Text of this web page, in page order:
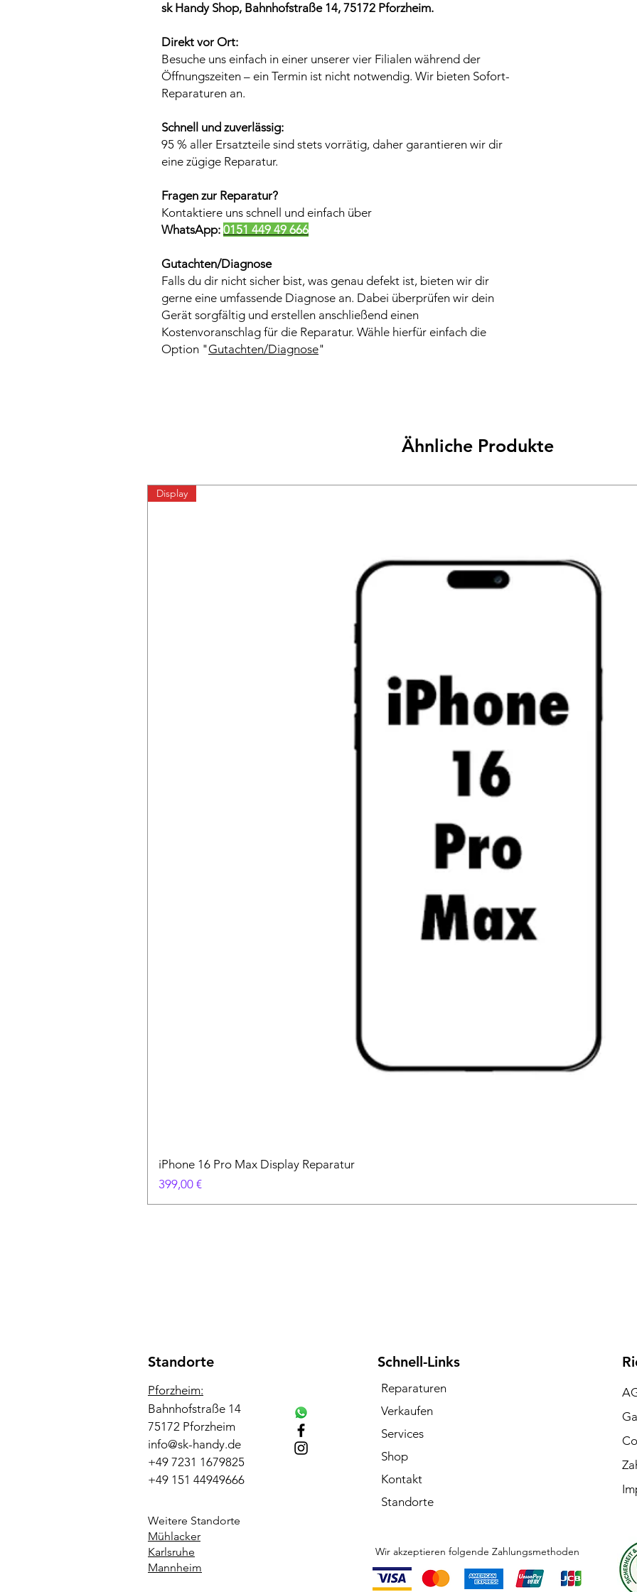
sk Handy Shop, Bahnhofstraße 14, 75172 Pforzheim.
Direkt vor Ort:
Besuche uns einfach in einer unserer vier Filialen während der
Öffnungszeiten – ein Termin ist nicht notwendig. Wir bieten Sofort-
Reparaturen an.
Schnell und zuverlässig:
95 % aller Ersatzteile sind stets vorrätig, daher garantieren wir dir
eine zügige Reparatur.
Fragen zur Reparatur?
Kontaktiere uns schnell und einfach über
WhatsApp: 0151 449 49 666
Gutachten/Diagnose
Falls du dir nicht sicher bist, was genau defekt ist, bieten wir dir
gerne eine umfassende Diagnose an. Dabei überprüfen wir dein
Gerät sorgfältig und erstellen anschließend einen
Kostenvoranschlag für die Reparatur. Wähle hierfür einfach die
Option "Gutachten/Diagnose"
Ähnliche Produkte
Display
iPhone 16 Pro Max Display Reparatur
Preis
399,00 €
Standorte
Pforzheim:
Bahnhofstraße 14
75172 Pforzheim
info@sk-handy.de
+49 7231 1679825
+49 151 44949666
Weitere Standorte
Mühlacker
Karlsruhe
Mannheim
Schnell-Links
Reparaturen
Verkaufen
Services
Shop
Kontakt
Standorte
Wir akzeptieren folgende Zahlungsmethoden